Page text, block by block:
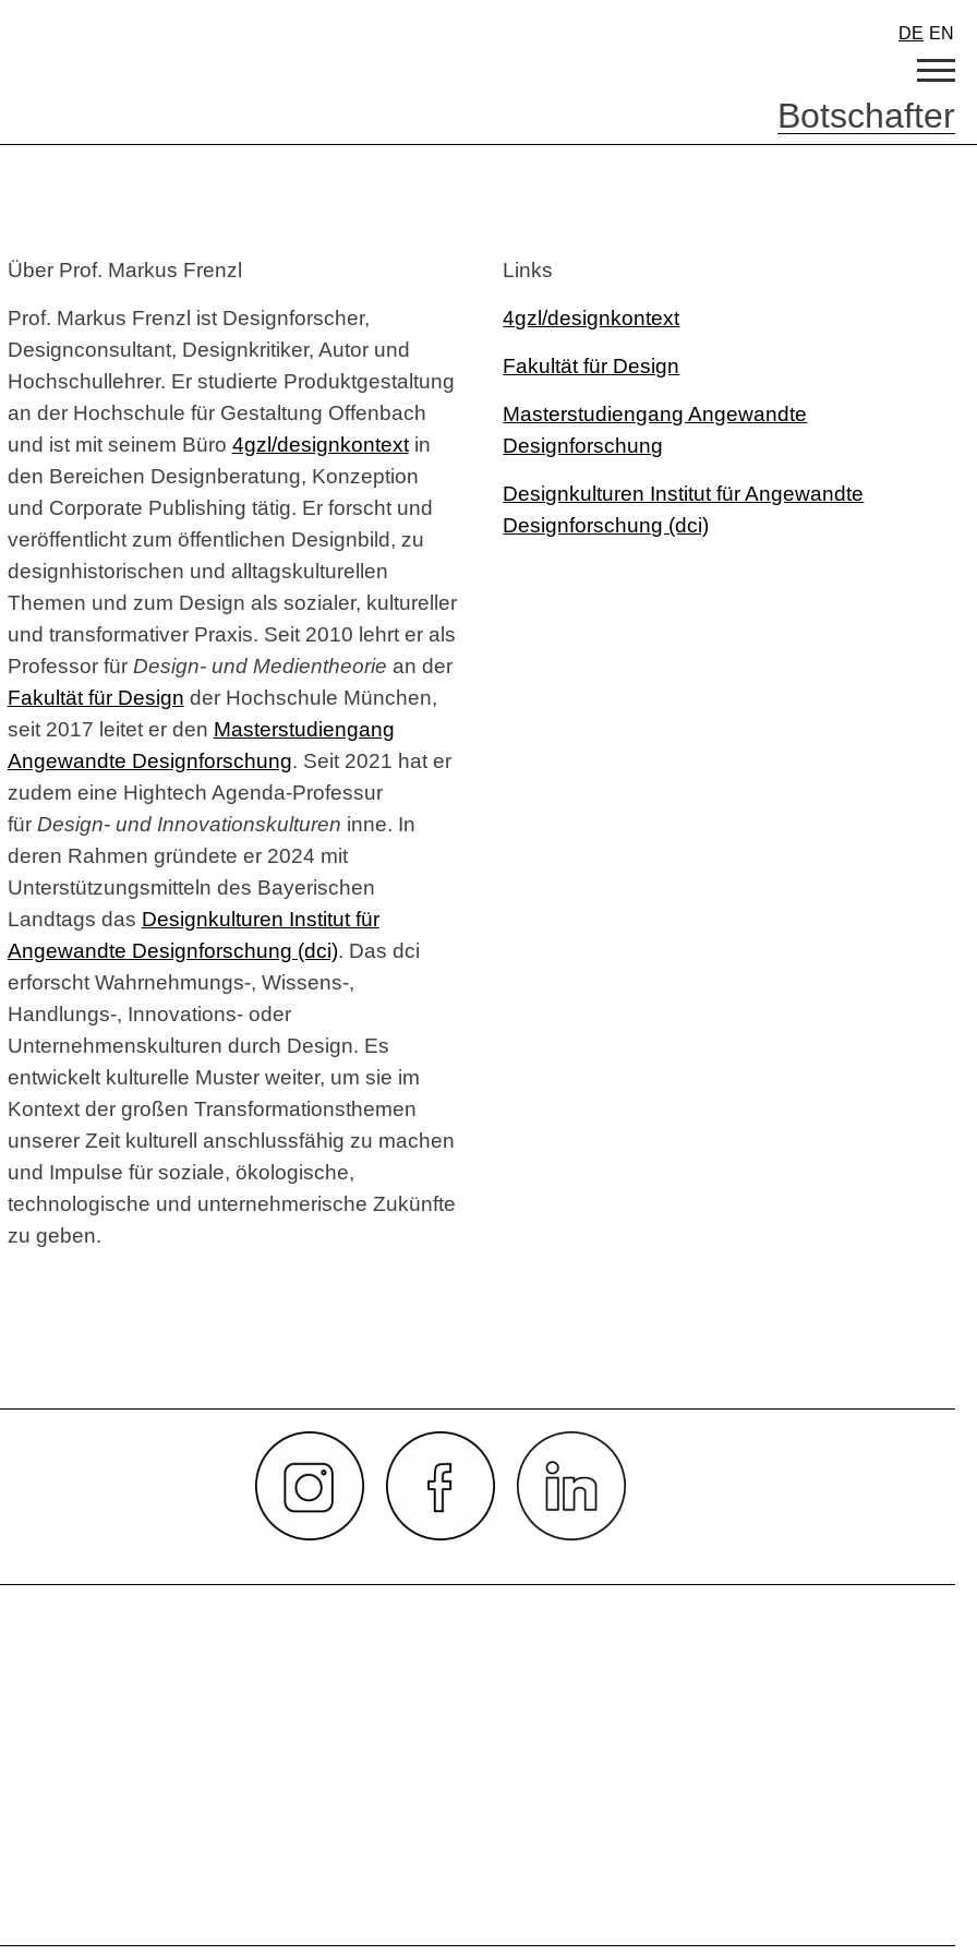
DE EN
Botschafter
Über Prof. Markus Frenzl
Prof. Markus Frenzl ist Designforscher,
Designconsultant, Designkritiker, Autor und
Hochschullehrer. Er studierte Produktgestaltung
an der Hochschule für Gestaltung Offenbach
und ist mit seinem Büro 4gzl/designkontextin
den Bereichen Designberatung, Konzeption
und Corporate Publishing tätig. Er forscht und
veröffentlicht zum öffentlichen Designbild, zu
designhistorischen und alltagskulturellen
Themen und zum Design als sozialer, kultureller
und transformativer Praxis. Seit 2010 lehrt er als
Professor für Design- und Medientheorie an der
Fakultät für Design der Hochschule München,
seit 2017 leitet er den Masterstudiengang
Angewandte Designforschung. Seit 2021 hat er
zudem eine Hightech Agenda-Professur
für Design- und Innovationskulturen inne. In
deren Rahmen gründete er 2024 mit
Unterstützungsmitteln des Bayerischen
Landtags das Designkulturen Institut für
Angewandte Designforschung (dci). Das dci
erforscht Wahrnehmungs-, Wissens-,
Handlungs-, Innovations- oder
Unternehmenskulturen durch Design. Es
entwickelt kulturelle Muster weiter, um sie im
Kontext der großen Transformationsthemen
unserer Zeit kulturell anschlussfähig zu machen
und Impulse für soziale, ökologische,
technologische und unternehmerische Zukünfte
zu geben.
Links
4gzl/designkontext
Fakultät für Design
Masterstudiengang Angewandte
Designforschung
Designkulturen Institut für Angewandte
Designforschung (dci)